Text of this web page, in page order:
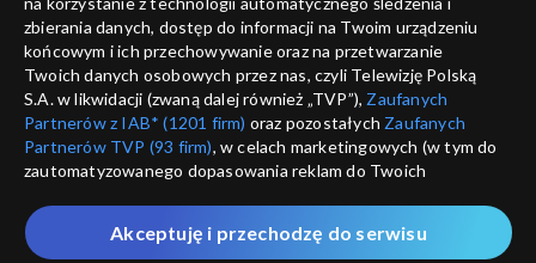
Tanie dranie
Czy wolność ma przyszłość?
Tanie dranie
Mistyka dla każdego?
Tanie dranie
Tanie dranie
zbierania danych, dostęp do informacji na Twoim urządzeniu
końcowym i ich przechowywanie oraz na przetwarzanie
Twoich danych osobowych przez nas, czyli Telewizję Polską
S.A. w likwidacji (zwaną dalej również „TVP”), Zaufanych
Partnerów z IAB* (1201 firm) oraz pozostałych Zaufanych
Partnerów TVP (93 firm), w celach marketingowych (w tym do
zautomatyzowanego dopasowania reklam do Twoich
które wskazujemy poniżej, a także zgody na udostępnianie
przez nas identyfikatora PPID do Google.
Akceptuję i przechodzę do serwisu